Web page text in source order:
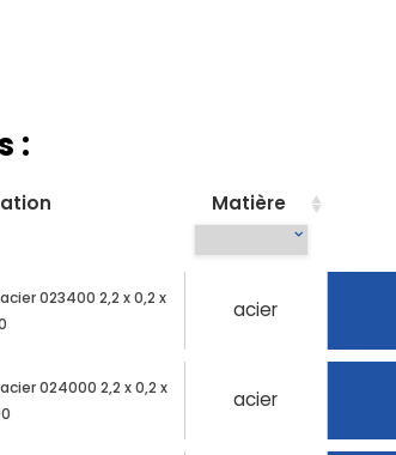
:
Matière
023400 2,2 x 0,2 x
acier
024000 2,2 x 0,2 x
acier